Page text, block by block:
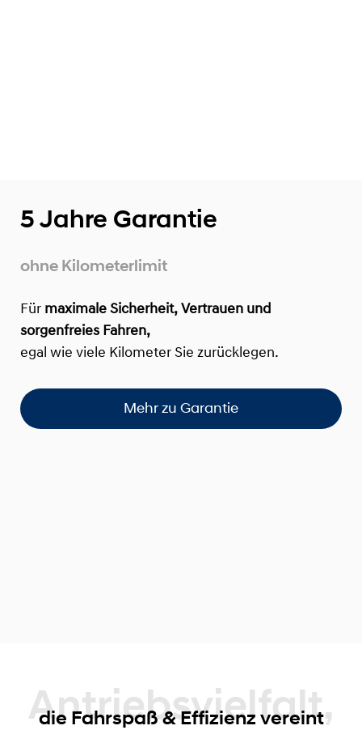
5 Jahre Garantie
ohne Kilometerlimit
Für maximale Sicherheit, Vertrauen und
sorgenfreies Fahren,
egal wie viele Kilometer Sie zurücklegen.
Mehr zu Garantie
Antriebsvielfalt,
die Fahrspaß & Effizienz vereint